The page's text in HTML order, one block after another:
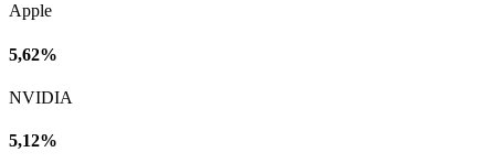
Apple
5,62%
NVIDIA
5,12%